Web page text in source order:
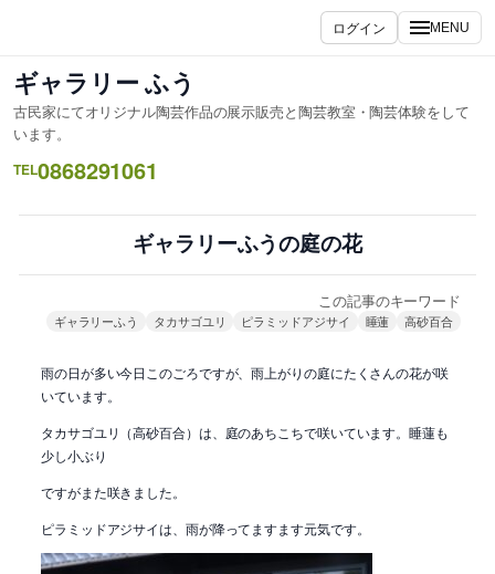
ス
キ
ッ
プ
ログイン MENU
ギャラリー ふう
古民家にてオリジナル陶芸作品の展示販売と陶芸教室・陶芸体験をして
います。
TEL0868291061
ギャラリーふうの庭の花
この記事のキーワード
ギャラリーふう タカサゴユリ ピラミッドアジサイ 睡蓮 高砂百合
雨の日が多い今日このごろですが、雨上がりの庭にたくさんの花が咲
いています。
タカサゴユリ（高砂百合）は、庭のあちこちで咲いています。睡蓮も
少し小ぶり
ですがまた咲きました。
ピラミッドアジサイは、雨が降ってますます元気です。